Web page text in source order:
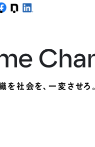
を社会を、一変させろ。